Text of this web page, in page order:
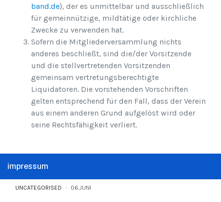
band.de), der es unmittelbar und ausschließlich
für gemeinnützige, mildtätige oder kirchliche
Zwecke zu verwenden hat.
Sofern die Mitgliederversammlung nichts
anderes beschließt, sind die/der Vorsitzende
und die stellvertretenden Vorsitzenden
gemeinsam vertretungsberechtigte
Liquidatoren. Die vorstehenden Vorschriften
gelten entsprechend für den Fall, dass der Verein
aus einem anderen Grund aufgelöst wird oder
seine Rechtsfähigkeit verliert.
impressum
UNCATEGORISED 06.JUNI